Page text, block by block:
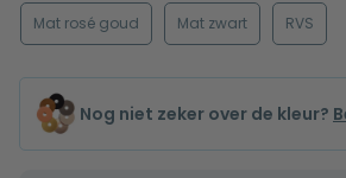
Mat rosé goud Mat zwart RVS
Nog niet zeker over de kleur?